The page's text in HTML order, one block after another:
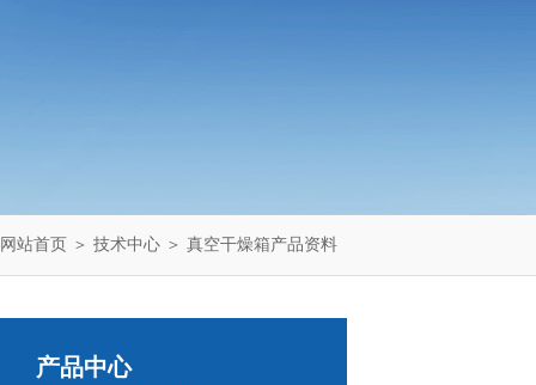
网站首页 ＞ 技术中心 ＞ 真空干燥箱产品资料
产品中心